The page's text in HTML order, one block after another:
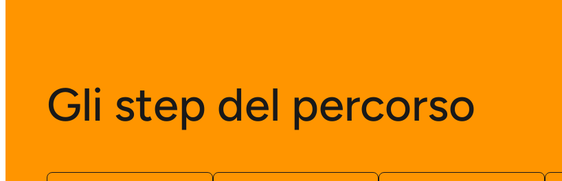
Gli step del percorso